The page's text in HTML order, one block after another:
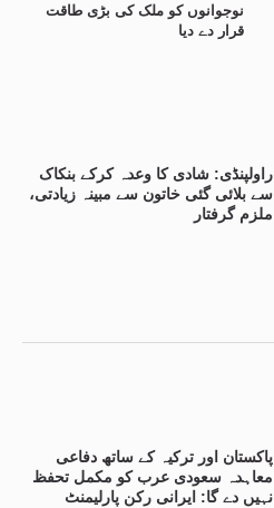
راولپنڈی: شادی کا وعدہ کرکے بنکاک
سے بلائی گئی خاتون سے مبینہ زیادتی،
ملزم گرفتار
پاکستان اور ترکیہ کے ساتھ دفاعی
معاہدہ سعودی عرب کو مکمل تحفظ
نہیں دے گا: ایرانی رکن پارلیمنٹ
نوجوانوں کو ملک کی بڑی طاقت
قرار دے دیا